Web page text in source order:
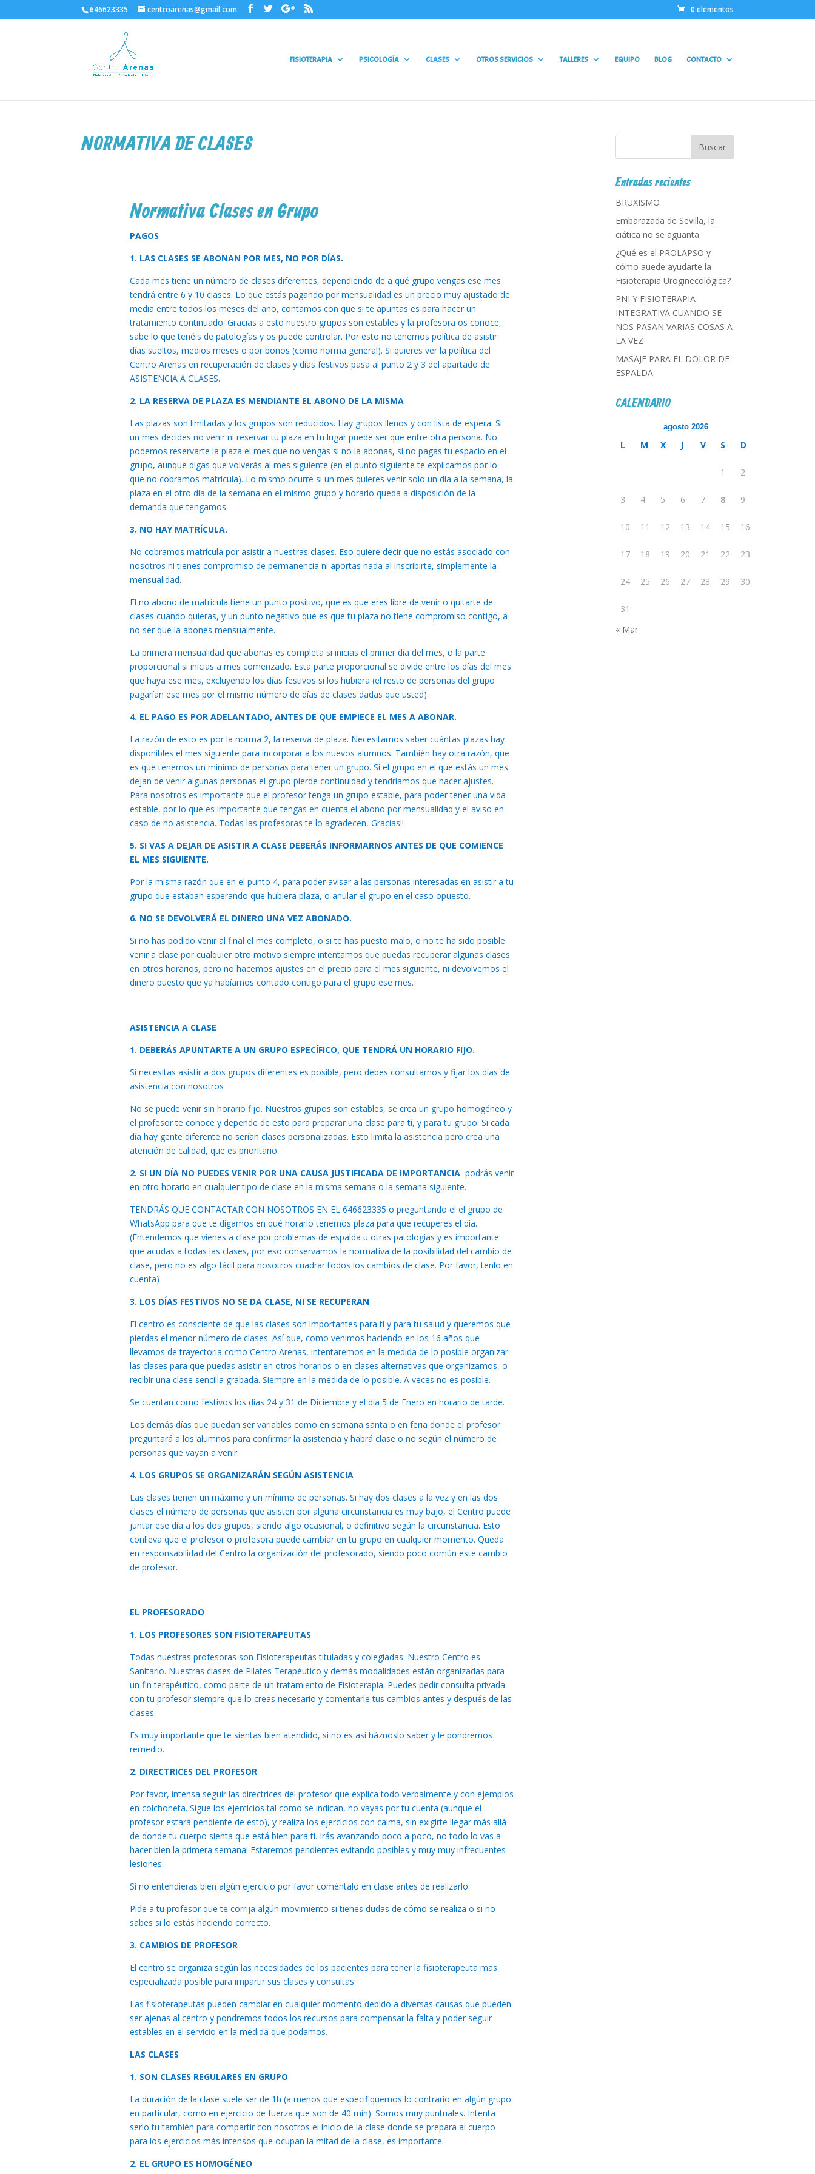
646623335 centroarenas@gmail.com 0 elementos
FISIOTERAPIA PSICOLOGÍA CLASES OTROS SERVICIOS TALLERES EQUIPO BLOG CONTACTO
NORMATIVA DE CLASES
Normativa Clases en Grupo
PAGOS
1. LAS CLASES SE ABONAN POR MES, NO POR DÍAS.
Cada mes tiene un número de clases diferentes, dependiendo de a qué grupo vengas ese mes
tendrá entre 6 y 10 clases. Lo que estás pagando por mensualidad es un precio muy ajustado de
media entre todos los meses del año, contamos con que si te apuntas es para hacer un
tratamiento continuado. Gracias a esto nuestro grupos son estables y la profesora os conoce,
sabe lo que tenéis de patologías y os puede controlar. Por esto no tenemos política de asistir
días sueltos, medios meses o por bonos (como norma general). Si quieres ver la política del
Centro Arenas en recuperación de clases y días festivos pasa al punto 2 y 3 del apartado de
ASISTENCIA A CLASES.
2. LA RESERVA DE PLAZA ES MENDIANTE EL ABONO DE LA MISMA
Las plazas son limitadas y los grupos son reducidos. Hay grupos llenos y con lista de espera. Si
un mes decides no venir ni reservar tu plaza en tu lugar puede ser que entre otra persona. No
podemos reservarte la plaza el mes que no vengas si no la abonas, si no pagas tu espacio en el
grupo, aunque digas que volverás al mes siguiente (en el punto siguiente te explicamos por lo
que no cobramos matrícula). Lo mismo ocurre si un mes quieres venir solo un día a la semana, la
plaza en el otro día de la semana en el mismo grupo y horario queda a disposición de la
demanda que tengamos.
3. NO HAY MATRÍCULA.
No cobramos matrícula por asistir a nuestras clases. Eso quiere decir que no estás asociado con
nosotros ni tienes compromiso de permanencia ni aportas nada al inscribirte, simplemente la
mensualidad.
El no abono de matrícula tiene un punto positivo, que es que eres libre de venir o quitarte de
clases cuando quieras, y un punto negativo que es que tu plaza no tiene compromiso contigo, a
no ser que la abones mensualmente.
La primera mensualidad que abonas es completa si inicias el primer día del mes, o la parte
proporcional si inicias a mes comenzado. Esta parte proporcional se divide entre los días del mes
que haya ese mes, excluyendo los días festivos si los hubiera (el resto de personas del grupo
pagarían ese mes por el mismo número de días de clases dadas que usted).
4. EL PAGO ES POR ADELANTADO, ANTES DE QUE EMPIECE EL MES A ABONAR.
La razón de esto es por la norma 2, la reserva de plaza. Necesitamos saber cuántas plazas hay
disponibles el mes siguiente para incorporar a los nuevos alumnos. También hay otra razón, que
es que tenemos un mínimo de personas para tener un grupo. Si el grupo en el que estás un mes
dejan de venir algunas personas el grupo pierde continuidad y tendríamos que hacer ajustes.
Para nosotros es importante que el profesor tenga un grupo estable, para poder tener una vida
estable, por lo que es importante que tengas en cuenta el abono por mensualidad y el aviso en
caso de no asistencia. Todas las profesoras te lo agradecen, Gracias!!
5. SI VAS A DEJAR DE ASISTIR A CLASE DEBERÁS INFORMARNOS ANTES DE QUE COMIENCE
EL MES SIGUIENTE.
Por la misma razón que en el punto 4, para poder avisar a las personas interesadas en asistir a tu
grupo que estaban esperando que hubiera plaza, o anular el grupo en el caso opuesto.
6. NO SE DEVOLVERÁ EL DINERO UNA VEZ ABONADO.
Si no has podido venir al final el mes completo, o si te has puesto malo, o no te ha sido posible
venir a clase por cualquier otro motivo siempre intentamos que puedas recuperar algunas clases
en otros horarios, pero no hacemos ajustes en el precio para el mes siguiente, ni devolvemos el
dinero puesto que ya habíamos contado contigo para el grupo ese mes.
ASISTENCIA A CLASE
1. DEBERÁS APUNTARTE A UN GRUPO ESPECÍFICO, QUE TENDRÁ UN HORARIO FIJO.
Si necesitas asistir a dos grupos diferentes es posible, pero debes consultarnos y fijar los días de
asistencia con nosotros
No se puede venir sin horario fijo. Nuestros grupos son estables, se crea un grupo homogéneo y
el profesor te conoce y depende de esto para preparar una clase para tí, y para tu grupo. Si cada
día hay gente diferente no serían clases personalizadas. Esto limita la asistencia pero crea una
atención de calidad, que es prioritario.
2. SI UN DÍA NO PUEDES VENIR POR UNA CAUSA JUSTIFICADA DE IMPORTANCIA podrás venir
en otro horario en cualquier tipo de clase en la misma semana o la semana siguiente.
TENDRÁS QUE CONTACTAR CON NOSOTROS EN EL 646623335 o preguntando el el grupo de
WhatsApp para que te digamos en qué horario tenemos plaza para que recuperes el día.
(Entendemos que vienes a clase por problemas de espalda u otras patologías y es importante
que acudas a todas las clases, por eso conservamos la normativa de la posibilidad del cambio de
clase, pero no es algo fácil para nosotros cuadrar todos los cambios de clase. Por favor, tenlo en
cuenta)
3. LOS DÍAS FESTIVOS NO SE DA CLASE, NI SE RECUPERAN
El centro es consciente de que las clases son importantes para tí y para tu salud y queremos que
pierdas el menor número de clases. Así que, como venimos haciendo en los 16 años que
llevamos de trayectoria como Centro Arenas, intentaremos en la medida de lo posible organizar
las clases para que puedas asistir en otros horarios o en clases alternativas que organizamos, o
recibir una clase sencilla grabada. Siempre en la medida de lo posible. A veces no es posible.
Se cuentan como festivos los días 24 y 31 de Diciembre y el día 5 de Enero en horario de tarde.
Los demás días que puedan ser variables como en semana santa o en feria donde el profesor
preguntará a los alumnos para confirmar la asistencia y habrá clase o no según el número de
personas que vayan a venir.
4. LOS GRUPOS SE ORGANIZARÁN SEGÚN ASISTENCIA
Las clases tienen un máximo y un mínimo de personas. Si hay dos clases a la vez y en las dos
clases el número de personas que asisten por alguna circunstancia es muy bajo, el Centro puede
juntar ese día a los dos grupos, siendo algo ocasional, o definitivo según la circunstancia. Esto
conlleva que el profesor o profesora puede cambiar en tu grupo en cualquier momento. Queda
en responsabilidad del Centro la organización del profesorado, siendo poco común este cambio
de profesor.
EL PROFESORADO
1. LOS PROFESORES SON FISIOTERAPEUTAS
Todas nuestras profesoras son Fisioterapeutas tituladas y colegiadas. Nuestro Centro es
Sanitario. Nuestras clases de Pilates Terapéutico y demás modalidades están organizadas para
un fin terapéutico, como parte de un tratamiento de Fisioterapia. Puedes pedir consulta privada
con tu profesor siempre que lo creas necesario y comentarle tus cambios antes y después de las
clases.
Es muy importante que te sientas bien atendido, si no es así háznoslo saber y le pondremos
remedio.
2. DIRECTRICES DEL PROFESOR
Por favor, intensa seguir las directrices del profesor que explica todo verbalmente y con ejemplos
en colchoneta. Sigue los ejercicios tal como se indican, no vayas por tu cuenta (aunque el
profesor estará pendiente de esto), y realiza los ejercicios con calma, sin exigirte llegar más allá
de donde tu cuerpo sienta que está bien para ti. Irás avanzando poco a poco, no todo lo vas a
hacer bien la primera semana! Estaremos pendientes evitando posibles y muy muy infrecuentes
lesiones.
Si no entendieras bien algún ejercicio por favor coméntalo en clase antes de realizarlo.
Pide a tu profesor que te corrija algún movimiento si tienes dudas de cómo se realiza o si no
sabes si lo estás haciendo correcto.
3. CAMBIOS DE PROFESOR
El centro se organiza según las necesidades de los pacientes para tener la fisioterapeuta mas
especializada posible para impartir sus clases y consultas.
Las fisioterapeutas pueden cambiar en cualquier momento debido a diversas causas que pueden
ser ajenas al centro y pondremos todos los recursos para compensar la falta y poder seguir
estables en el servicio en la medida que podamos.
LAS CLASES
1. SON CLASES REGULARES EN GRUPO
La duración de la clase suele ser de 1h (a menos que especifiquemos lo contrario en algún grupo
en particular, como en ejercicio de fuerza que son de 40 min). Somos muy puntuales. Intenta
serlo tu también para compartir con nosotros el inicio de la clase donde se prepara al cuerpo
para los ejercicios más intensos que ocupan la mitad de la clase, es importante.
2. EL GRUPO ES HOMOGÉNEO
Entradas recientes
BRUXISMO
Embarazada de Sevilla, la
ciática no se aguanta
¿Qué es el PROLAPSO y
cómo auede ayudarte la
Fisioterapia Uroginecológica?
PNI Y FISIOTERAPIA
INTEGRATIVA CUANDO SE
NOS PASAN VARIAS COSAS A
LA VEZ
MASAJE PARA EL DOLOR DE
ESPALDA
CALENDARIO
agosto 2026
L M X J V S D
1 2
3 4 5 6 7 8 9
10 11 12 13 14 15 16
17 18 19 20 21 22 23
24 25 26 27 28 29 30
31
« Mar